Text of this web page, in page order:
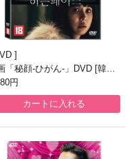
「秘顔-ひがん-」DVD [韓国
円
カートに入れる